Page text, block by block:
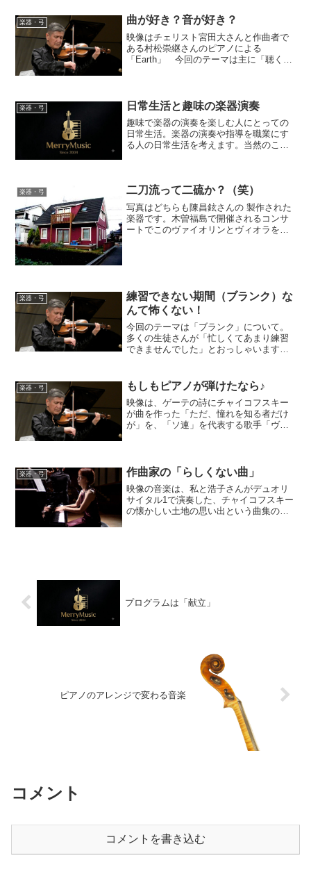
楽器・弓 曲が好き？音が好き？
映像はチェリスト宮田大さんと作曲者で
ある村松崇継さんのピアノによる
「Earth」 今回のテーマは主に「聴く
も、どんな演奏でも「音＝サウン...
楽器・弓 日常生活と趣味の楽器演奏
趣味で楽器の演奏を楽しむ人にとっての
日常生活。楽器の演奏や指導を職業にす
る人の日常生活を考えます。当然のこと
や家族同士の関係も日常生...
楽器・弓 二刀流って二硫か？（笑）
写真はどちらも陳昌鉉さんの 製作された
楽器です。木曽福島で開催されるコンサ
ートでこのヴァイオリンとヴィオラを使
楽器・弓
練習できない期間（ブランク）な
んて怖くない！
今回のテーマは「ブランク」について。
多くの生徒さんが「忙しくてあまり練習
できませんでした」とおっしゃいます。
再開されるケースも珍しくありません。
その「楽器を練習していな...
楽器・弓 もしもピアノが弾けたなら♪
映像は、ゲーテの詩にチャイコフスキー
が曲を作った「ただ、憧れを知る者だけ
が」を、「ソ連」を代表する歌手「ヴィ
タルで演奏するための「予...
楽器・弓 作曲家の「らしくない曲」
映像の音楽は、私と浩子さんがデュオリ
サイタル1で演奏した、チャイコフスキー
の懐かしい土地の思い出という曲集のひ
プログラムは「献立」
ピアノのアレンジで変わる音楽
コメント
コメントを書き込む